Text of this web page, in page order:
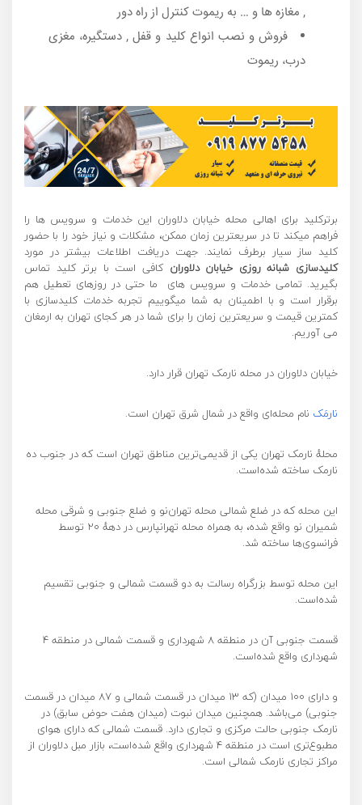
, مغازه ها و … به ریموت کنترل از راه دور
فروش و نصب انواع کلید و قفل , دستگیره، مغزی
درب، ریموت
برترکلید برای اهالی محله خیابان دلاوران این خدمات و سرویس ها را
فراهم میکند تا در سریعترین زمان ممکن، مشکلات و نیاز خود را با حضور
کلید ساز سیار برطرف نمایند. جهت دریافت اطلاعات بیشتر در مورد
کلیدسازی شبانه روزی خیابان دلاوران کافی است با برتر کلید تماس
بگیرید. تمامی خدمات و سرویس های ما حتی در روزهای تعطیل هم
برقرار است و با اطمینان به شما میگوییم تجربه خدمات کلیدسازی با
کمترین قیمت و سریعترین زمان را برای شما در هر کجای تهران به ارمغان
می آوریم.
خیابان دلاوران در محله نارمک تهران قرار دارد.
نارمَک نام محله‌ای واقع در شمال شرق تهران است.
محلهٔ نارمک تهران یکی از قدیمی‌ترین مناطق تهران است که در جنوب ده
نارمک ساخته شده‌است.
این محله که در ضلع شمالی محله تهران‌نو و ضلع جنوبی و شرقی محله
شمیران نو واقع شده، به همراه محله تهرانپارس در دههٔ ۲۰ توسط
فرانسوی‌ها ساخته شد.
این محله توسط بزرگراه رسالت به دو قسمت شمالی و جنوبی تقسیم
شده‌است.
قسمت جنوبی آن در منطقه ۸ شهرداری و قسمت شمالی در منطقه ۴
شهرداری واقع شده‌است.
و دارای ۱۰۰ میدان (که ۱۳ میدان در قسمت شمالی و ۸۷ میدان در قسمت
جنوبی) می‌باشد. همچنین میدان نبوت (میدان هفت حوض سابق) در
نارمک جنوبی حالت مرکزی و تجاری دارد. قسمت شمالی که دارای هوای
مطبوع‌تری است در منطقه ۴ شهرداری واقع شده‌است، بازار مبل دلاوران از
مراکز تجاری نارمک شمالی است.